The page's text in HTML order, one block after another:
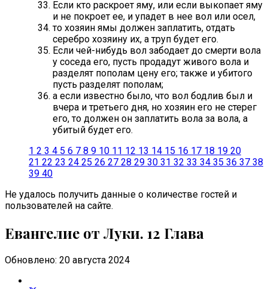
Если кто раскроет яму, или если выкопает яму
и не покроет ее, и упадет в нее вол или осел,
то хозяин ямы должен заплатить, отдать
серебро хозяину их, а труп будет его.
Если чей-нибудь вол забодает до смерти вола
у соседа его, пусть продадут живого вола и
разделят пополам цену его; также и убитого
пусть разделят пополам;
а если известно было, что вол бодлив был и
вчера и третьего дня, но хозяин его не стерег
его, то должен он заплатить вола за вола, а
убитый будет его.
1 2 3 4 5 6 7 8 9 10 11 12 13 14 15 16 17 18 19 20
21 22 23 24 25 26 27 28 29 30 31 32 33 34 35 36 37 38
39 40
Не удалось получить данные о количестве гостей и
пользователей на сайте.
Евангелие от Луки. 12 Глава
Обновлено: 20 августа 2024